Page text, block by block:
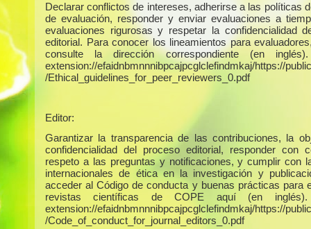
Declarar conflictos de intereses, adherirse a las políticas
de evaluación, responder y enviar evaluaciones a
evaluaciones rigurosas y respetar la confidencialidad
editorial. Para conocer los lineamientos para
consulte la dirección correspondiente (en
extension://efaidnbmnnnibpcajpcglclefindmkaj/https://
/Ethical_guidelines_for_peer_reviewers_0.pdf
Editor:
Garantizar la transparencia de las contribuciones, la
confidencialidad del proceso editorial, responder con
respeto a las preguntas y notificaciones, y cumplir con
internacionales de ética en la investigación y
acceder al Código de conducta y buenas prácticas para
revistas científicas de COPE aquí (en inglés).
extension://efaidnbmnnnibpcajpcglclefindmkaj/https://
/Code_of_conduct_for_journal_editors_0.pdf